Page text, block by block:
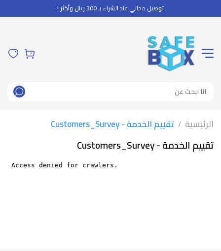
توصيل مجاني عند الشراء بـ 300 ريال وأكثر !
الرئيسية / تقييم الخدمة - Customers_Survey
تقييم الخدمة - Customers_Survey